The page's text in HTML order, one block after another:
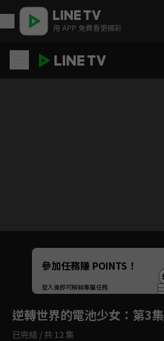
用 APP 免費看更精彩
Unmute
如有不便請見諒
參加任務賺 POINTS！
登入後即可解鎖專屬任務
逆轉世界的電池少女 ：第3集
已完結 / 共 12 集